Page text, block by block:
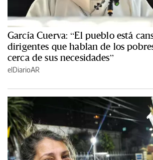
García Cuerva: “El pueblo está
dirigentes que hablan de los
cerca de sus necesidades”
elDiarioAR